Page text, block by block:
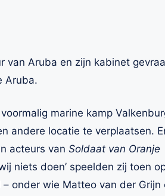
van Aruba en zijn kabinet
Aruba.
marine kamp
andere locatie te verplaatsen.
acteurs van Soldaat van Oranje
niets doen’ speelden zij toen
onder wie Matteo van der Grijn